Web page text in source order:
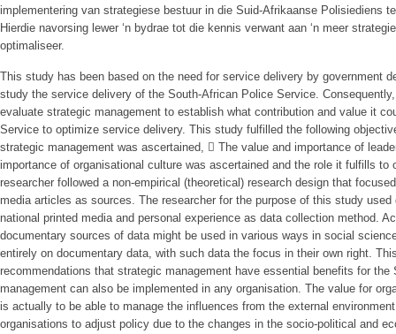
implementering van strategiese bestuur in die Suid-Afrikaanse Polisiediens
Hierdie navorsing lewer ‘n bydrae tot die kennis verwant aan ‘n meer
optimaliseer.
This study has been based on the need for service delivery by government
study the service delivery of the South-African Police Service.
evaluate strategic management to establish what contribution and value it
Service to optimize service delivery. This study fulfilled the following
strategic management was ascertained,  The value and importance of
importance of organisational culture was ascertained and the role it fulfills to
researcher followed a non-empirical (theoretical) research design that
media articles as sources. The researcher for the purpose of this study
national printed media and personal experience as data collection method.
documentary sources of data might be used in various ways in social
entirely on documentary data, with such data the focus in their own right.
recommendations that strategic management have essential benefits for
management can also be implemented in any organisation. The value for
is actually to be able to manage the influences from the external
organisations to adjust policy due to the changes in the socio-political and